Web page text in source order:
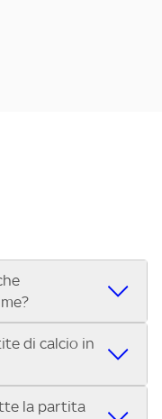
vicino a te per
C Sky Wifi, la
League, la UEFA
1®, la MotoGP™ e
di calcio in
mostrano le partite
la partita